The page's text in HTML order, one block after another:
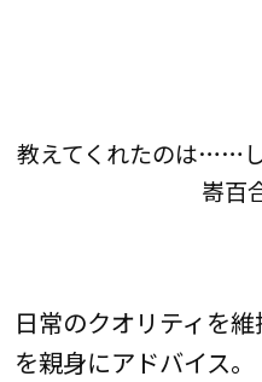
教えてくれたのは……
㟢百
日常のクオリティを
を親身にアドバイス。